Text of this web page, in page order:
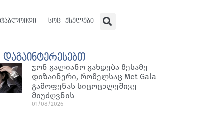
ტაბლოიდი სოც. ქსელები
დაგაინტერესებთ
ჯონ გალიანო გახდება მესამე
დიზაინერი, რომელსაც Met Gala
გამოფენას სიცოცხლეშივე
მიუძღვნის
01/08/2026